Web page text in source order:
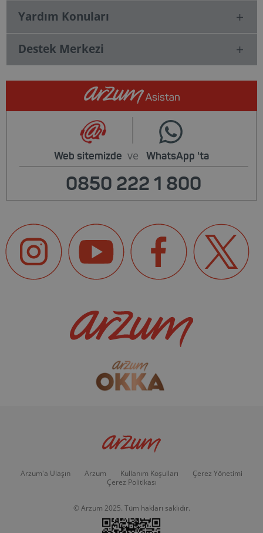
Yardım Konuları
Destek Merkezi
Web sitemizde ve WhatsApp 'ta
0850 222 1 800
Arzum'a Ulaşın Arzum Kullanım Koşulları
Çerez Yönetimi
Çerez Politikası
© Arzum 2025. Tüm hakları saklıdır.